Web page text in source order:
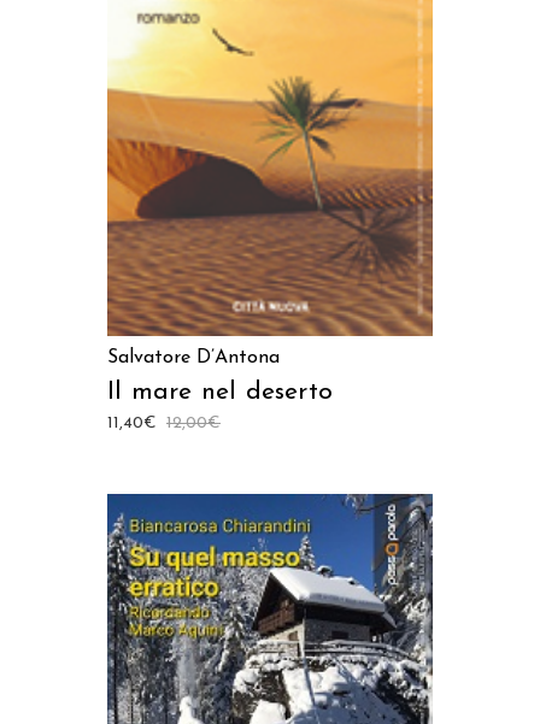
AGGIUNGI AL CARRELLO
Salvatore D’Antona
Il mare nel deserto
12,00€
11,40€